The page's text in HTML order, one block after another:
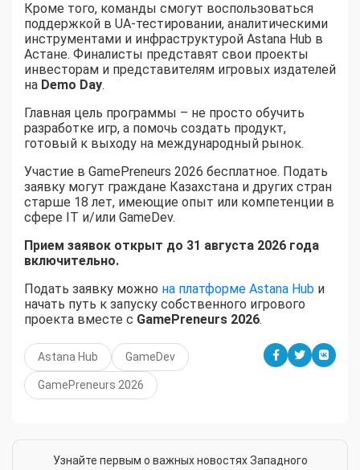
Кроме того, команды смогут воспользоваться
поддержкой в UA-тестировании, аналитическими
инструментами и инфраструктурой Astana Hub в
Астане. Финалисты представят свои проекты
инвесторам и представителям игровых издателей
на Demo Day.
Главная цель программы – не просто обучить
разработке игр, а помочь создать продукт,
готовый к выходу на международный рынок.
Участие в GamePreneurs 2026 бесплатное. Подать
заявку могут граждане Казахстана и других стран
старше 18 лет, имеющие опыт или компетенции в
сфере IT и/или GameDev.
Прием заявок открыт до 31 августа 2026 года
включительно.
Подать заявку можно на платформе Astana Hub и
начать путь к запуску собственного игрового
проекта вместе с GamePreneurs 2026.
Astana Hub GameDev
GamePreneurs 2026
Узнайте первым о важных новостях Западного